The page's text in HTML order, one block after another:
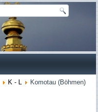
K - L Komotau (Böhmen)